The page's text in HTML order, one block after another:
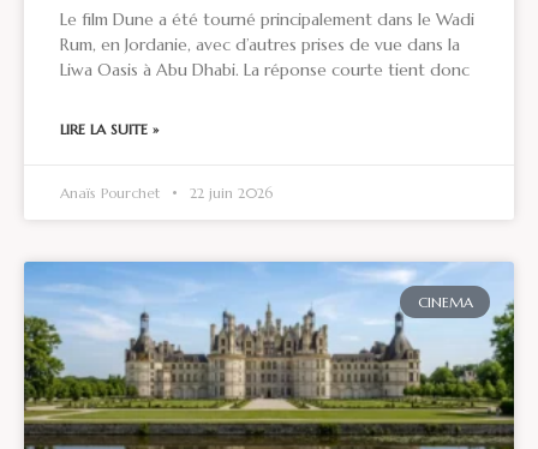
Le film Dune a été tourné principalement dans le Wadi
Rum, en Jordanie, avec d’autres prises de vue dans la
Liwa Oasis à Abu Dhabi. La réponse courte tient donc
LIRE LA SUITE »
Anaïs Pourchet 22 juin 2026
CINEMA